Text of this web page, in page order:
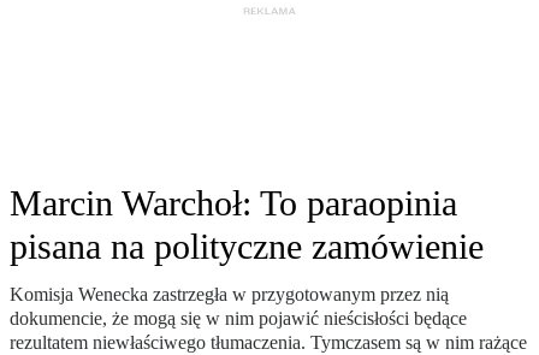
Marcin Warchoł: To paraopinia
pisana na polityczne zamówienie
Komisja Wenecka zastrzegła w przygotowanym przez nią
dokumencie, że mogą się w nim pojawić nieścisłości będące
rezultatem niewłaściwego tłumaczenia. Tymczasem są w nim rażące